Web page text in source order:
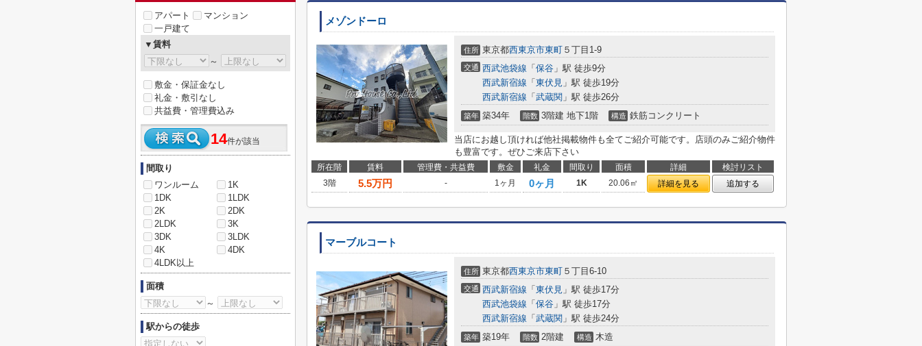
メゾンドーロ
住所 東京都西東京市東町 ５丁目1-9
交通 西武池袋線 「 保谷 」駅 徒歩9分
西武新宿線 「 東伏見 」駅 徒歩19分
西武新宿線 「 武蔵関 」駅 徒歩26分
築年 築34年 階数 3階建 地下1階 構造 鉄筋コンクリート
当店にお越し頂ければ他社掲載物件も全てご紹介可能です。店頭のみご紹介物件
も豊富です。ぜひご来店下さい
所在階 賃料 管理費・共益費 敷金 礼金 間取り 面積 詳細
検討リスト
3階
5.5万円 - 1ヶ月 0ヶ月 1K 20.06㎡ 詳細を見る 追加する
マーブルコート
住所 東京都西東京市東町 ５丁目6-10
交通 西武新宿線 「 東伏見 」駅 徒歩17分
西武池袋線 「 保谷 」駅 徒歩17分
西武新宿線 「 武蔵関 」駅 徒歩24分
築年 築19年 階数 2階建 構造 木造
アパート
マンション
一戸建て
▼賃料
～
敷金・保証金なし
礼金・敷引なし
共益費・管理費込み
14件が該当
間取り
ワンルーム
1K
1DK
1LDK
2K
2DK
2LDK
3K
3DK
3LDK
4K
4DK
4LDK以上
面積
～
駅からの徒歩